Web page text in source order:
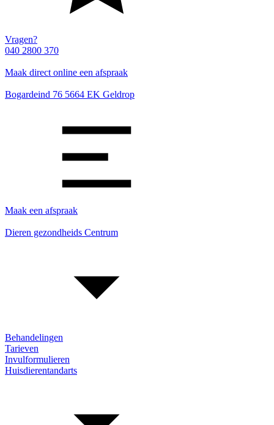
Vragen?
040 2800 370
Maak direct online een afspraak
Bogardeind 76 5664 EK Geldrop
Maak een afspraak
Dieren gezondheids Centrum
Behandelingen
Tarieven
Invulformulieren
Huisdierentandarts